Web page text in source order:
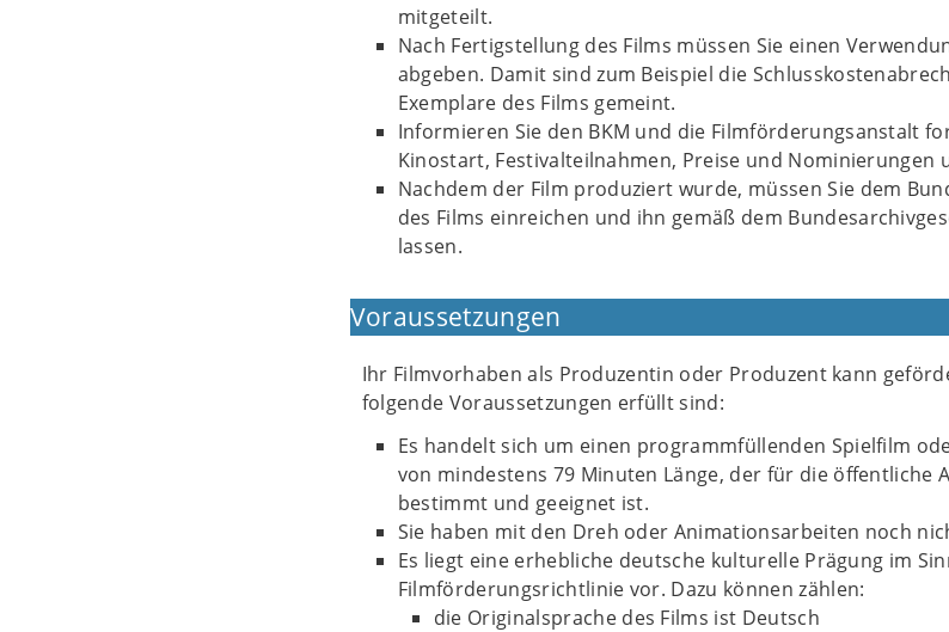
mitgeteilt.
Nach Fertigstellung des Films müssen Sie einen
abgeben. Damit sind zum Beispiel die
Exemplare des Films gemeint.
Informieren Sie den BKM und die Filmförderungsanstalt
Kinostart, Festivalteilnahmen, Preise und Nominierungen
Nachdem der Film produziert wurde, müssen Sie dem
des Films einreichen und ihn gemäß dem
lassen.
Voraussetzungen
Ihr Filmvorhaben als Produzentin oder Produzent kann
folgende Voraussetzungen erfüllt sind:
Es handelt sich um einen programmfüllenden Spielfilm
von mindestens 79 Minuten Länge, der für die öffentliche
bestimmt und geeignet ist.
Sie haben mit den Dreh oder Animationsarbeiten noch
Es liegt eine erhebliche deutsche kulturelle Prägung im
Filmförderungsrichtlinie vor. Dazu können zählen:
die Originalsprache des Films ist Deutsch